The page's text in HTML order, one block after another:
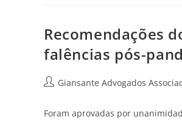
Recomendações
falências pós-
Giansante Advogados
Foram aprovadas por